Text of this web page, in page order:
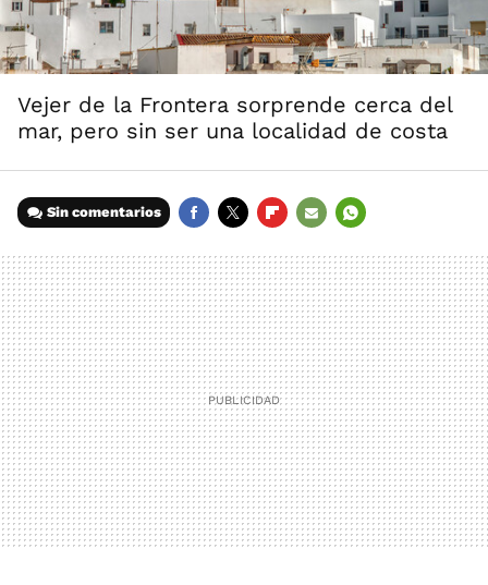
Vejer de la Frontera sorprende cerca del
mar, pero sin ser una localidad de costa
Sin comentarios
MAIL